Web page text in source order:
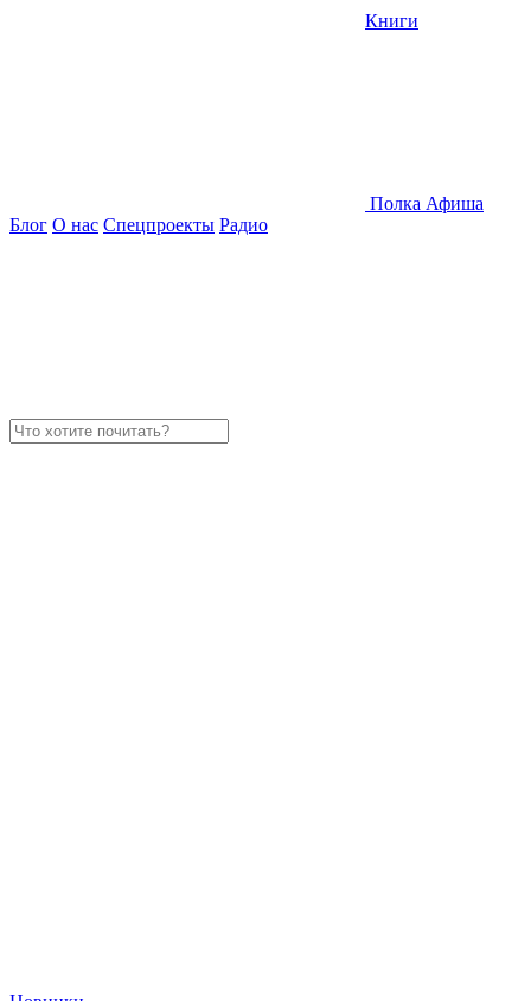
Книги
Полка Афиша
Блог О нас Спецпроекты Радио